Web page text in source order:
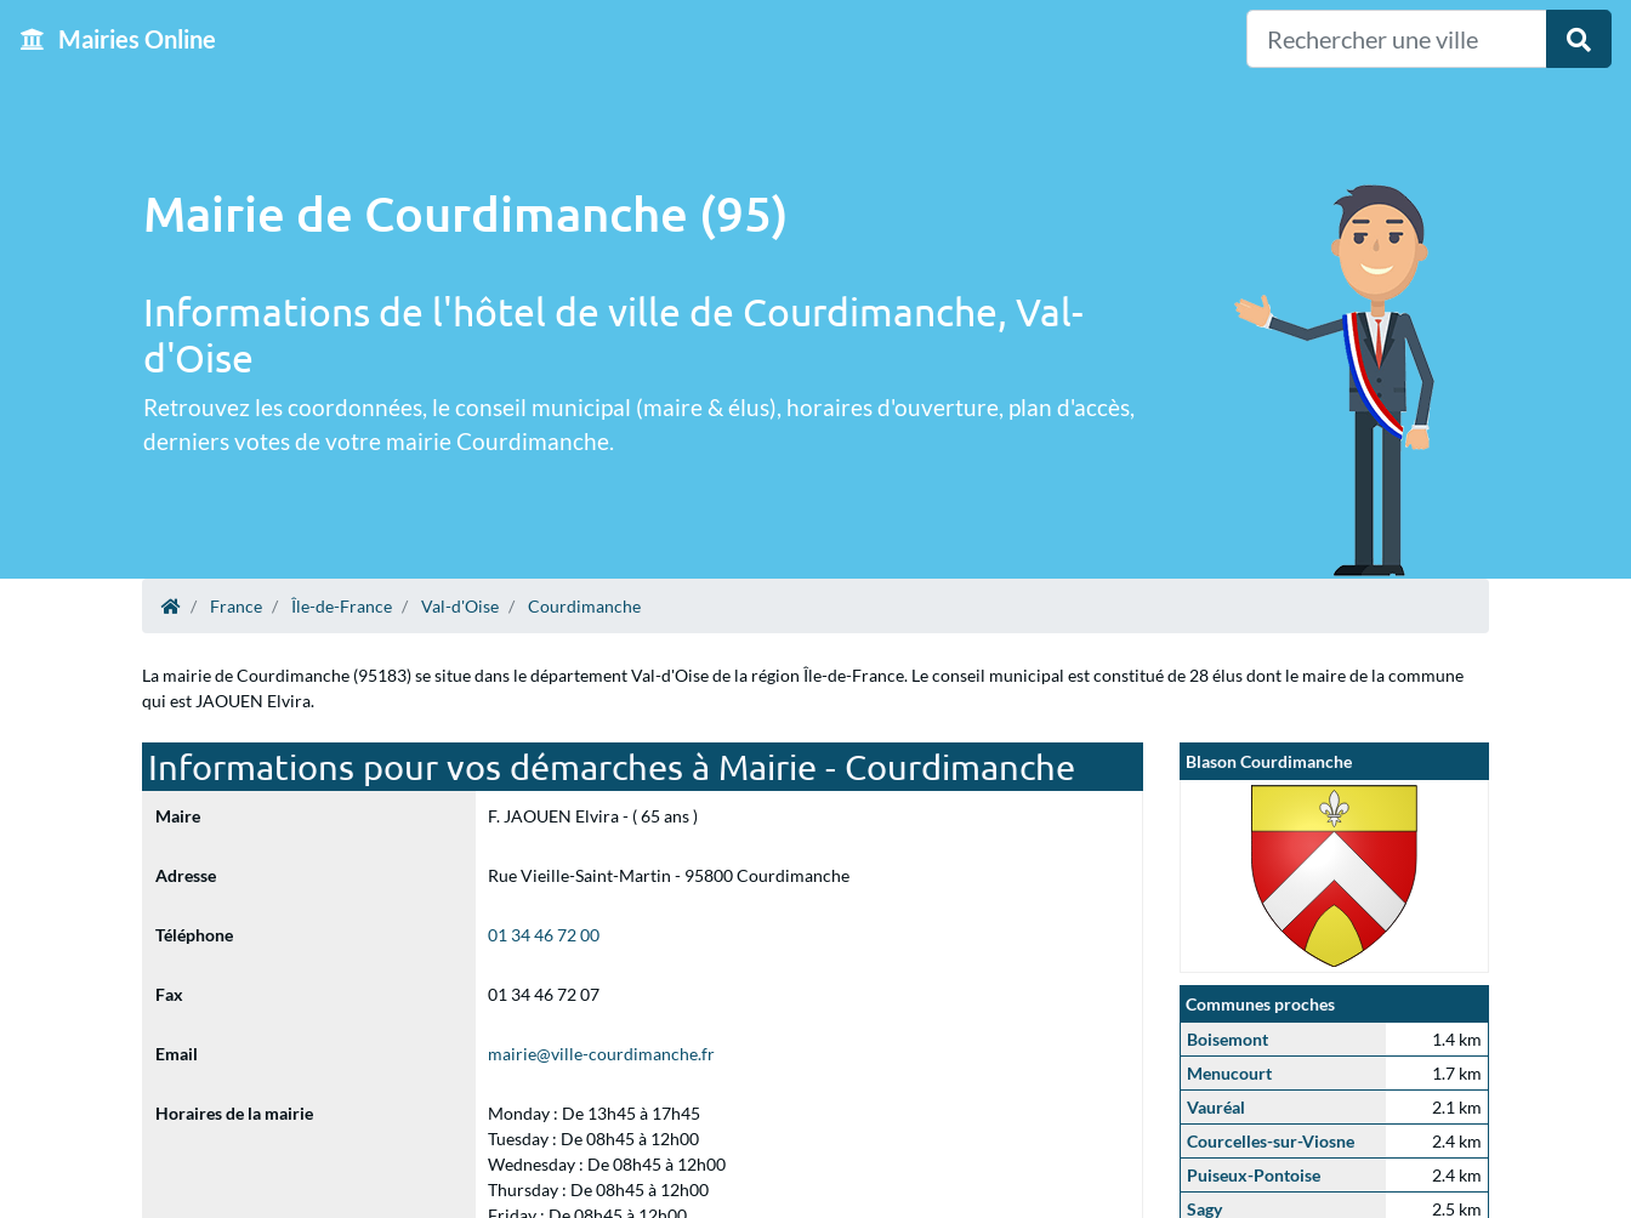
Mairies Online
Mairie de Courdimanche (95)
Informations de l'hôtel de ville de Courdimanche, Val-
d'Oise
Retrouvez les coordonnées, le conseil municipal (maire & élus), horaires d'ouverture, plan d'accès,
derniers votes de votre mairie Courdimanche.
France Île-de-France Val-d'Oise Courdimanche
La mairie de Courdimanche (95183) se situe dans le département Val-d'Oise de la région Île-de-France. Le conseil municipal est constitué de 28 élus dont le maire de la commune
qui est JAOUEN Elvira.
Informations pour vos démarches à Mairie - Courdimanche
Maire F. JAOUEN Elvira - ( 65 ans )
Adresse Rue Vieille-Saint-Martin - 95800 Courdimanche
Téléphone 01 34 46 72 00
Fax 01 34 46 72 07
Email mairie@ville-courdimanche.fr
Horaires de la mairie
Monday : De 13h45 à 17h45
Tuesday : De 08h45 à 12h00
Wednesday : De 08h45 à 12h00
Thursday : De 08h45 à 12h00
Blason Courdimanche
Communes proches
Boisemont
1.4 km
Menucourt
1.7 km
Vauréal
2.1 km
Courcelles-sur-Viosne
2.4 km
Puiseux-Pontoise
2.4 km
Sagy
2.5 km